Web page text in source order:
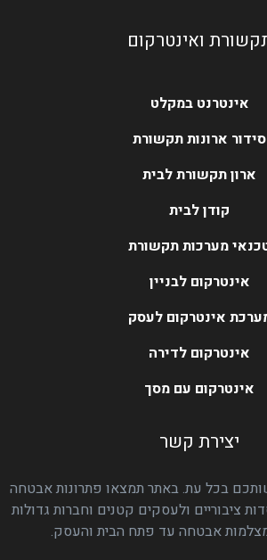
ואינטרקום
אינטרנט במקלט
סידור ארונות תקשורת
ארון תקשורת לבית
קודן לבית
מערכות תקשורת
אינטרקום לבניין
אינטרקום לעסק
אינטרקום לדירה
אינטרקום עם מסך
יצירת קשר
בכל עת. באתר תמצאו פתרונות אבטחה
ציבוריים ולעסקים קטנים וחברות גדולות
אבטחה עד פתח הבית והעסק.